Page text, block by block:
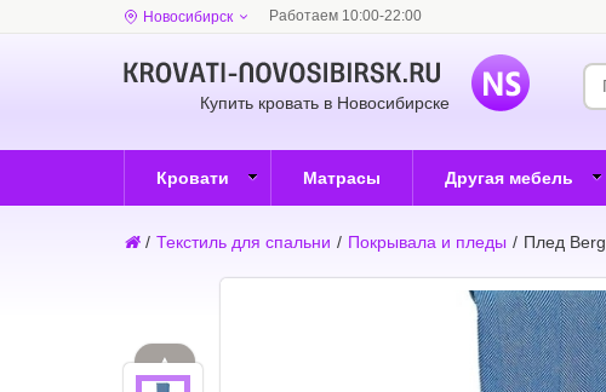
Новосибирск Работаем 10:00-22:00
Купить кровать в Новосибирске
Кровати Матрасы Другая мебель
/ Текстиль для спальни / Покрывала и пледы / Плед Berg
▲